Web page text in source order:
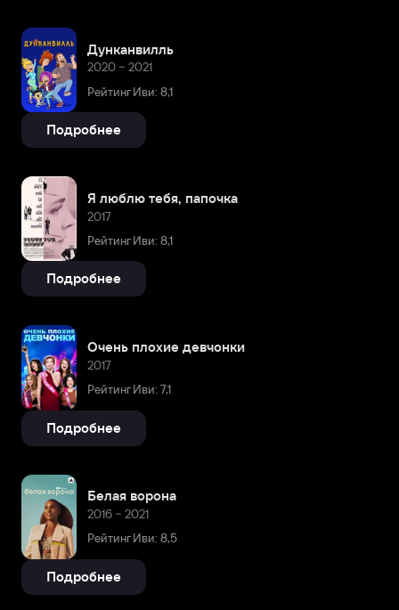
Дунканвилль
2020 – 2021
Рейтинг Иви: 8,1
Подробнее
Я люблю тебя, папочка
2017
Рейтинг Иви: 8,1
Подробнее
Очень плохие девчонки
2017
Рейтинг Иви: 7,1
Подробнее
Белая ворона
2016 – 2021
Рейтинг Иви: 8,5
Подробнее